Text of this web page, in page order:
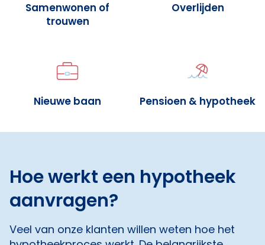
Samenwonen of
trouwen
Overlijden
Nieuwe baan Pensioen & hypotheek
Hoe werkt een hypotheek
aanvragen?
Veel van onze klanten willen weten hoe het